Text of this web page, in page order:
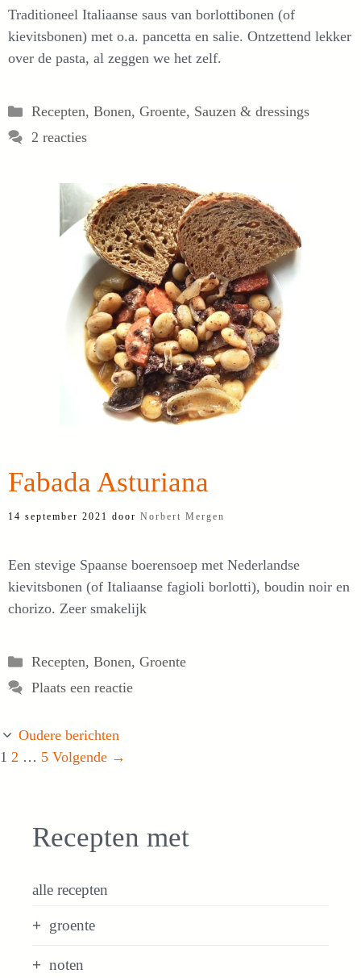
Traditioneel Italiaanse saus van borlottibonen (of
kievitsbonen) met o.a. pancetta en salie. Ontzettend lekker
over de pasta, al zeggen we het zelf.
Categorieën
Recepten, Bonen, Groente, Sauzen & dressings
2 reacties
Fabada Asturiana
14 september 2021 door Norbert Mergen
Een stevige Spaanse boerensoep met Nederlandse
kievitsbonen (of Italiaanse fagioli borlotti), boudin noir en
chorizo. Zeer smakelijk
Categorieën
Recepten, Bonen, Groente
Plaats een reactie
Oudere berichten
Pagina
1 Pagina
2 … Pagina
5 Volgende →
Recepten met
alle recepten
groente
noten